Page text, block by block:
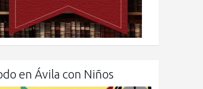
en Ávila con Niños